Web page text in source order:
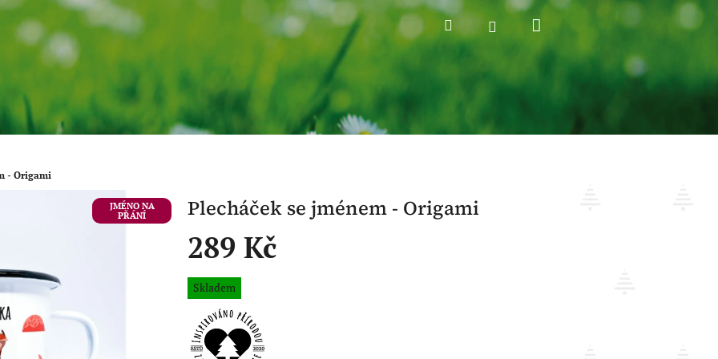
Hledat Přihlášení
košík
- Origami
JMÉNO NA
PŘÁNÍ
Plecháček se jménem - Origami
289 Kč
Měrná
cena:
Skladem